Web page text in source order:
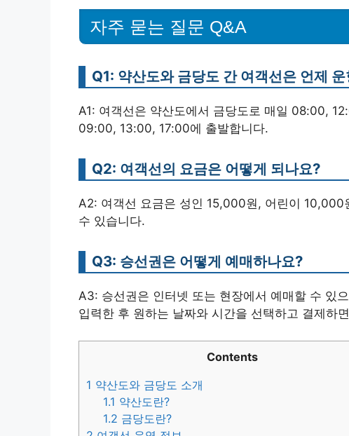
자주 묻는 질문 Q&A
Q1: 약산도와 금당도 간 여객선은 언제
A1: 여객선은 약산도에서 금당도로 매일 08:00,
09:00, 13:00, 17:00에 출발합니다.
Q2: 여객선의 요금은 어떻게 되나요?
A2: 여객선 요금은 성인 15,000원, 어린이 10,000
수 있습니다.
Q3: 승선권은 어떻게 예매하나요?
A3: 승선권은 인터넷 또는 현장에서 예매할 수 있
입력한 후 원하는 날짜와 시간을 선택하고 결제하
Contents
1 약산도와 금당도 소개
1.1 약산도란?
1.2 금당도란?